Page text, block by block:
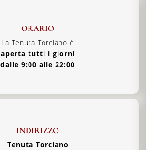
ORARIO
La Tenuta Torciano è
aperta tutti i giorni
dalle 9:00 alle 22:00
INDIRIZZO
Tenuta Torciano